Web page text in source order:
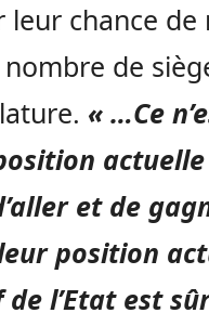
leur chance de
de
« …Ce
actuelle
et de
position
l’Etat est